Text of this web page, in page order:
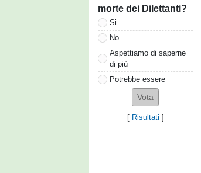
morte dei Dilettanti?
Si
No
Aspettiamo di saperne
di più
Potrebbe essere
[ Risultati ]